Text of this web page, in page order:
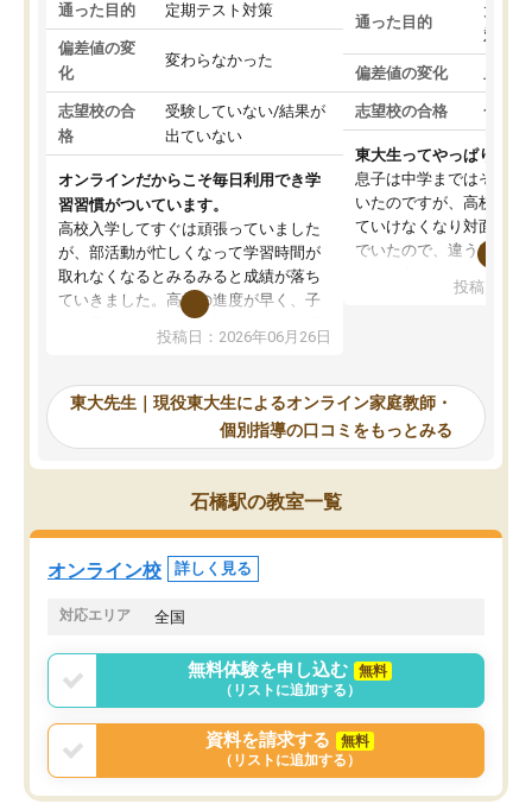
通った目的 定期テスト対策
偏差値の変
化
変わらなかった
志望校の合
格
受験していない/結果が
出ていない
オンラインだからこそ毎日利用でき学
習習慣がついています。
高校入学してすぐは頑張っていました
が、部活動が忙しくなって学習時間が
取れなくなるとみるみると成績が落ち
ていきました。高校の進度が早く、子
供も家に帰って勉強の話すると嫌な反
応を示します。東大先生にお願いして
れるので、親としても安心です。毎日
使える自習室とかもあり、わからない
ところがあれば先生が回答してくれる
のも重宝しています。
投稿日：2026年06月26日
通った目的
大学
対策
偏差値の変化 上が
志望校の合格 合格
東大生ってやっぱりすご
息子は中学まではそこそ
いたのですが、高校に入
ていけなくなり対面の塾
でいたので、違うアプロ
で、当初は模試でD判定
自習室が毎日使えていつ
るのが心強かったよう
謝です。
投稿日：
東大先生｜現役東大生によるオンライン家庭教師・
個別指導の口コミをもっとみる
石橋駅の教室一覧
オンライン校 詳しく見る
対応エリア 全国
無料体験を申し込む
無料
（リストに追加する）
資料を請求する
無料
（リストに追加する）